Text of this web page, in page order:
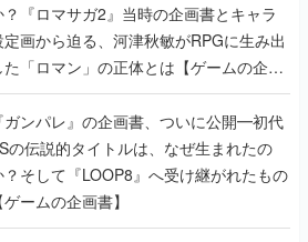
？『ロマサガ2』当時の企画書とキャラ
定画から迫る、河津秋敏がRPGに生み出
た「ロマン」の正体とは【ゲームの企画
】
ガンパレ』の企画書、ついに公開━初代
の伝説的タイトルは、なぜ生まれたの
？そして『LOOP8』へ受け継がれたもの
ゲームの企画書】